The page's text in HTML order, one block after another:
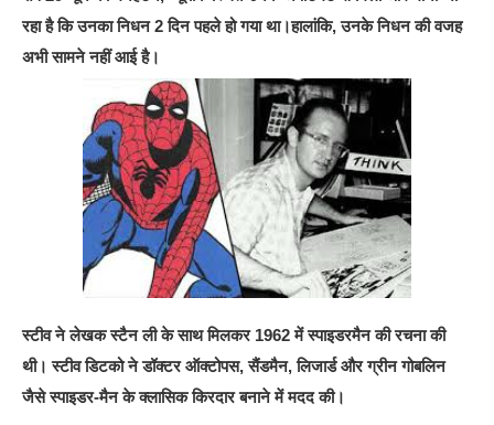
रहा है कि उनका निधन 2 दिन पहले हो गया था।हालांकि, उनके निधन की वजह
अभी सामने नहीं आई है।
स्टीव ने लेखक स्टैन ली के साथ मिलकर 1962 में स्पाइडरमैन की रचना की
थी। स्टीव डिटको ने डॉक्टर ऑक्टोपस, सैंडमैन, लिजार्ड और ग्रीन गोबलिन
जैसे स्पाइडर-मैन के क्लासिक किरदार बनाने में मदद की।